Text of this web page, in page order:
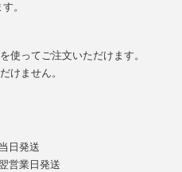
。
使ってご注文いただけます。
けません。
日発送
営業日発送